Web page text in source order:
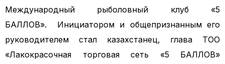
Международный рыболовный клуб «5
БАЛЛОВ».
Инициатором и общепризнанным его
руководителем стал казахстанец, глава ТОО
«Лакокрасочная торговая сеть «5 БАЛЛОВ»